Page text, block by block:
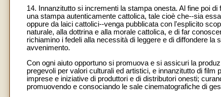
14. Innanzitutto si incrementi la stampa onesta. Al fine poi
una stampa autenticamente cattolica, tale cioè che--sia
oppure da laici cattolici--venga pubblicata con l'esplicito
naturale, alla dottrina e alla morale cattolica, e di far
richiamino i fedeli alla necessità di leggere e di diffondere
avvenimento.
Con ogni aiuto opportuno si promuova e si assicuri la
pregevoli per valori culturali ed artistici, e innanzitutto di
imprese e iniziative di produttori e di distributori onesti;
promuovendo e consociando le sale cinematografiche di